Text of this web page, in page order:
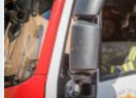
Vidzemē dzēsts viens ugunsgrēks